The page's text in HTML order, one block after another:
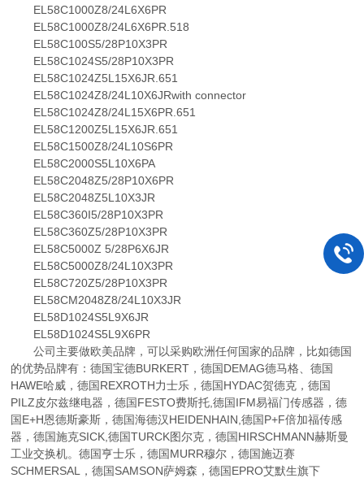
EL58C1000Z8/24L6X6PR
EL58C1000Z8/24L6X6PR.518
EL58C100S5/28P10X3PR
EL58C1024S5/28P10X3PR
EL58C1024Z5L15X6JR.651
EL58C1024Z8/24L10X6JRwith connector
EL58C1024Z8/24L15X6PR.651
EL58C1200Z5L15X6JR.651
EL58C1500Z8/24L10S6PR
EL58C2000S5L10X6PA
EL58C2048Z5/28P10X6PR
EL58C2048Z5L10X3JR
EL58C360I5/28P10X3PR
EL58C360Z5/28P10X3PR
EL58C5000Z 5/28P6X6JR
EL58C5000Z8/24L10X3PR
EL58C720Z5/28P10X3PR
EL58CM2048Z8/24L10X3JR
EL58D1024S5L9X6JR
EL58D1024S5L9X6PR
公司主要做欧美品牌，可以采购欧洲任何国家的品牌，比如德国
的优势品牌有：德国宝德BURKERT，德国DEMAG德马格、德国
HAWE哈威，德国REXROTH力士乐，德国HYDAC贺德克，德国
PILZ皮尔兹继电器，德国FESTO费斯托,德国IFM易福门传感器，德
国E+H恩德斯豪斯，德国海德汉HEIDENHAIN,德国P+F倍加福传感
器，德国施克SICK,德国TURCK图尔克，德国HIRSCHMANN赫斯曼
工业交换机。德国亨士乐，德国MURR穆尔，德国施迈赛
SCHMERSAL，德国SAMSON萨姆森，德国EPRO艾默生旗下